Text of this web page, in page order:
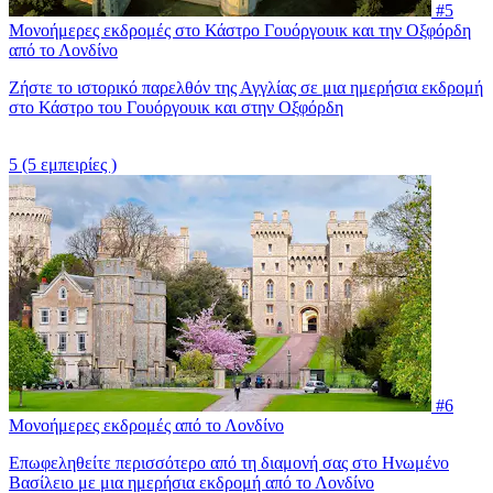
#5
Μονοήμερες εκδρομές στο Κάστρο Γουόργουικ και την Οξφόρδη
από το Λονδίνο
Ζήστε το ιστορικό παρελθόν της Αγγλίας σε μια ημερήσια εκδρομή
στο Κάστρο του Γουόργουικ και στην Οξφόρδη
5 (5 εμπειρίες )
#6
Μονοήμερες εκδρομές από το Λονδίνο
Επωφεληθείτε περισσότερο από τη διαμονή σας στο Ηνωμένο
Βασίλειο με μια ημερήσια εκδρομή από το Λονδίνο